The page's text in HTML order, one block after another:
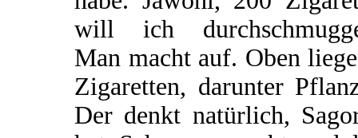
will ich
Man macht auf. Oben
Zigaretten, darunter
Der denkt natürlich,